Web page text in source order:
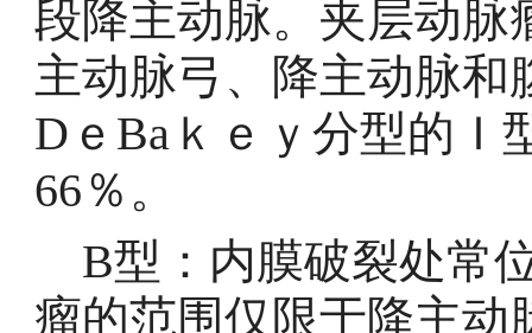
段降主动脉。夹层动脉
主动脉弓、降主动脉和
DｅBaｋｅｙ分型的Ｉ
66％。
B型：内膜破裂处常
瘤的范围仅限于降主动